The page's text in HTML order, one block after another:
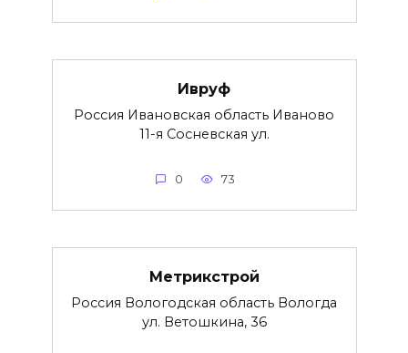
Ивруф
Россия Ивановская область Иваново
11-я Сосневская ул.
0 73
Метрикстрой
Россия Вологодская область Вологда
ул. Ветошкина, 36